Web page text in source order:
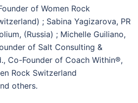
of Women Rock
; Sabina Yagizarova, PR
(Russia) ; Michelle Guiliano,
of Salt Consulting &
Co-Founder of Coach Within®,
Rock Switzerland
others.